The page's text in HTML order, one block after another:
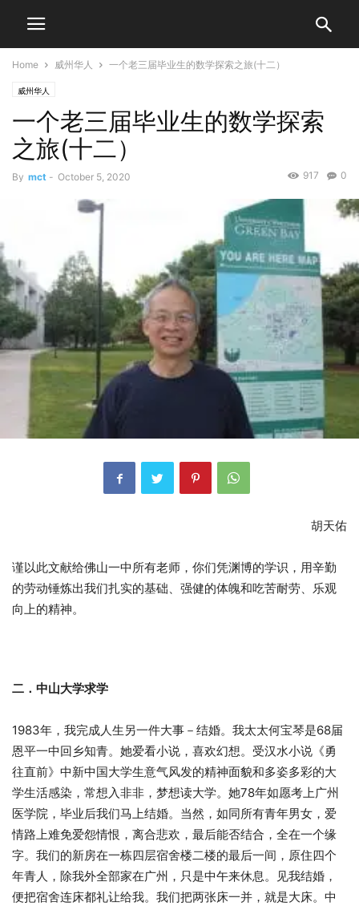
Home 威州华人 一个老三届毕业生的数学探索之旅(十二）
威州华人
一个老三届毕业生的数学探索
之旅(十二）
By mct - October 5, 2020 0
917
胡天佑
谨以此文献给佛山一中所有老师，你们凭渊博的学识，用辛勤
的劳动锤炼出我们扎实的基础、强健的体魄和吃苦耐劳、乐观
向上的精神。
二．中山大学求学
1983年，我完成人生另一件大事－结婚。我太太何宝琴是68届
恩平一中回乡知青。她爱看小说，喜欢幻想。受汉水小说《勇
往直前》中新中国大学生意气风发的精神面貌和多姿多彩的大
学生活感染，常想入非非，梦想读大学。她78年如愿考上广州
医学院，毕业后我们马上结婚。当然，如同所有青年男女，爱
情路上难免爱怨情恨，离合悲欢，最后能否结合，全在一个缘
字。我们的新房在一栋四层宿舍楼二楼的最后一间，原住四个
年青人，除我外全部家在广州，只是中午来休息。见我结婚，
便把宿舍连床都礼让给我。我们把两张床一并，就是大床。中